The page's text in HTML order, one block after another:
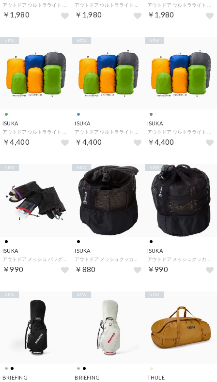
￥1,980 ￥1,980 ￥1,980
ISUKA
アウトドア ウルトラライト パックカバー M 2622 02 （02 グリーン）
￥4,400
NEW
ISUKA
アウトドア ウルトラライト パックカバー M 2622 12 （12 ロイヤルブルー）
￥4,400
NEW
ISUKA
アウトドア ウルトラライト パックカバー M 2622 22 （22 グレー）
￥4,400
NEW
ISUKA
￥990
NEW
ISUKA
￥880
NEW
ISUKA
￥990
NEW
BRIEFING
NEW
BRIEFING
NEW
THULE
NEW